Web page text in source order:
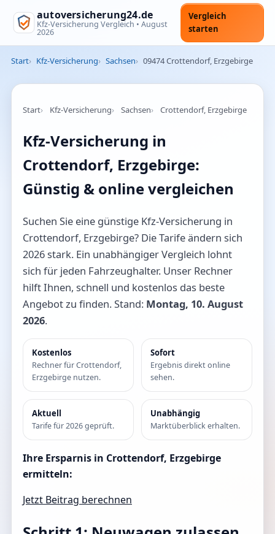
autoversicherung24.de
Kfz-Versicherung Vergleich • August
2026
Vergleich
starten
Start Kfz-Versicherung Sachsen 09474 Crottendorf, Erzgebirge
Start Kfz-Versicherung Sachsen Crottendorf, Erzgebirge
Kfz-Versicherung in
Crottendorf, Erzgebirge:
Günstig & online vergleichen
Suchen Sie eine günstige Kfz-Versicherung in
Crottendorf, Erzgebirge? Die Tarife ändern sich
2026 stark. Ein unabhängiger Vergleich lohnt
sich für jeden Fahrzeughalter. Unser Rechner
hilft Ihnen, schnell und kostenlos das beste
Angebot zu finden. Stand: Montag, 10. August
2026.
Kostenlos
Rechner für Crottendorf,
Erzgebirge nutzen.
Sofort
Ergebnis direkt online
sehen.
Aktuell
Tarife für 2026 geprüft.
Unabhängig
Marktüberblick erhalten.
Ihre Ersparnis in Crottendorf, Erzgebirge
ermitteln:
Jetzt Beitrag berechnen